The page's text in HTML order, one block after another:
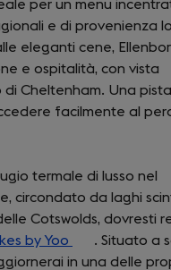
per un menu
e di provenienza
eleganti cene,
e ospitalità, con vista
di Cheltenham. Una
facilmente al
termale di lusso nel
circondato da laghi
Cotswolds, dovresti
by Yoo
(opens
in
. Situato a
in una delle